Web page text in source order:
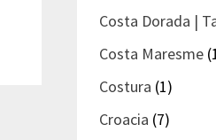
Costa Dorada |
Costa Maresme
Costura (1)
Croacia (7)